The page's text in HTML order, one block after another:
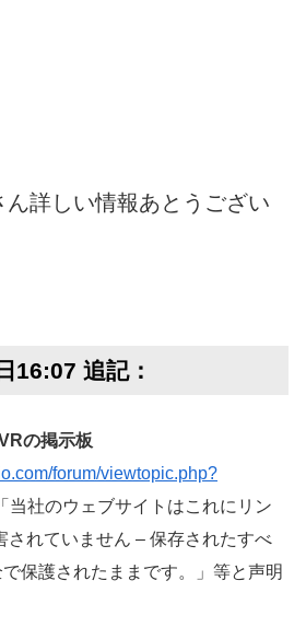
ん詳しい情報あとうござい
16:07 追記：
の掲示板
forum/viewtopic.php?
当社のウェブサイトはこれにリン
されていません – 保存されたすべ
保護されたままです。」等と声明